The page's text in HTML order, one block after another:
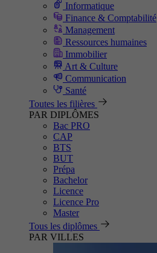
Informatique
Finance & Comptabilité
Management
Ressources humaines
Immobilier
Art & Culture
Communication
Santé
Toutes les filières
PAR DIPLÔMES
Bac PRO
CAP
BTS
BUT
Prépa
Bachelor
Licence
Licence Pro
Master
Tous les diplômes
PAR VILLES